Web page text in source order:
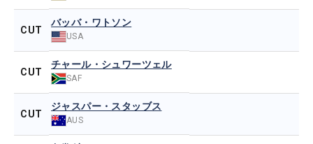
CUT
バッバ・ワトソン
USA
CUT
チャール・シュワーツェル
SAF
CUT
ジャスパー・スタッブス
AUS